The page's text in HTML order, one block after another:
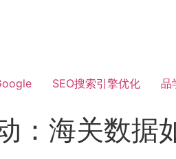
SEO搜索引擎优化 品
：海关数据